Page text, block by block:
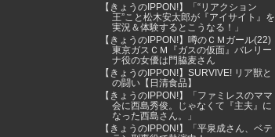
【きょうのIPPON!】「“リアクション
王”こと松木安太郎が『アイサイト』を
実況＆体験するとこうなる！」
【きょうのIPPON!】噂のＣＭガール(22)
東京ガスＣＭ『ガスの仮面』バレリー
ナ役の女優は門脇麦さん
【きょうのIPPON!】SURVIVE! リア獣と
の闘い【日清食品】
【きょうのIPPON!】「ファミレスのママ
会に西島秀俊。じゃなくて『主夫』に
なった西島さん。」
【きょうのIPPON!】「平泉成さん、ベテ